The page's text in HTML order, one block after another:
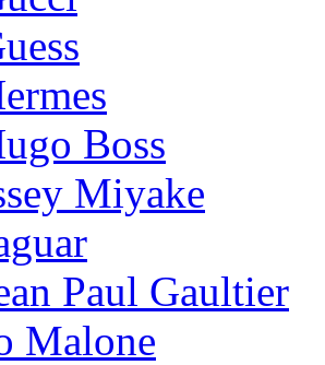
Boss
Miyake
Paul Gaultier
Malone